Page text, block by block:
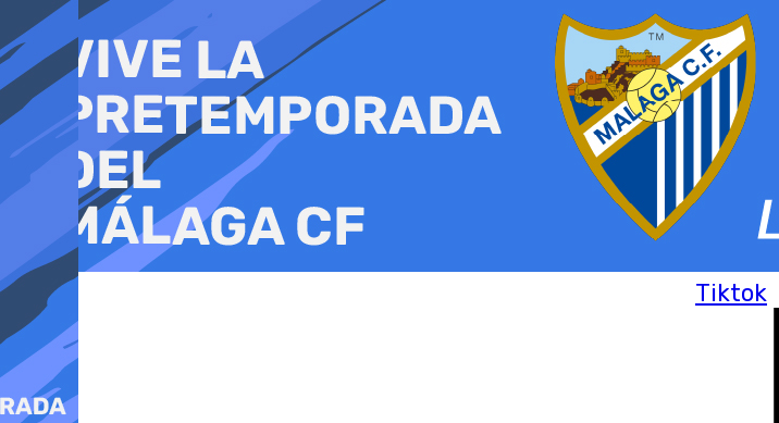
al
contenido
Tiktok